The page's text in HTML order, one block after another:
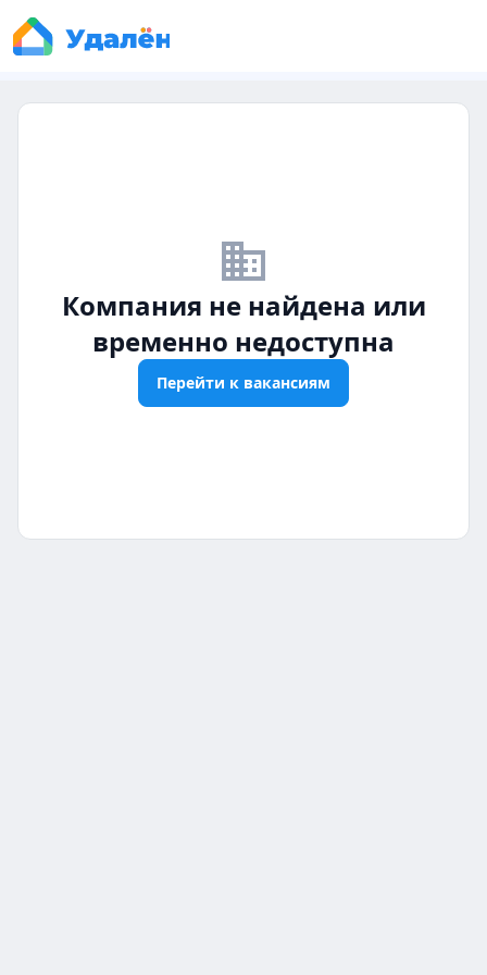
business_off
Компания не найдена или
временно недоступна
Перейти к вакансиям